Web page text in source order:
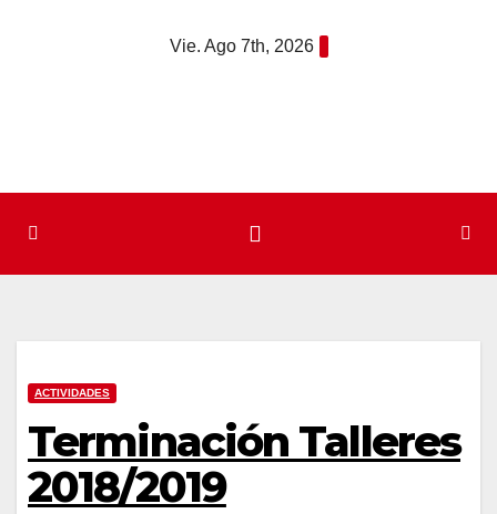
Vie. Ago 7th, 2026
ACTIVIDADES
Terminación Talleres
2018/2019